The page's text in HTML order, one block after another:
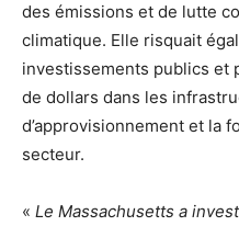
des émissions et de lutte
climatique. Elle risquait
investissements publics et
de dollars dans les
d’approvisionnement et la
secteur.
« Le Massachusetts a